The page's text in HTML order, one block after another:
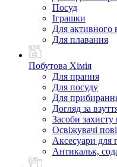
Посуд
Іграшки
Для активного
Для плавання
Побутова Хімія
Для прання
Для посуду
Для
Догляд за
Засоби захисту
Освіжувачі
Аксесуари для
Антикальк,